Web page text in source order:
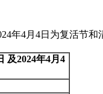
年4月4日为复活节
及2024年4月 4